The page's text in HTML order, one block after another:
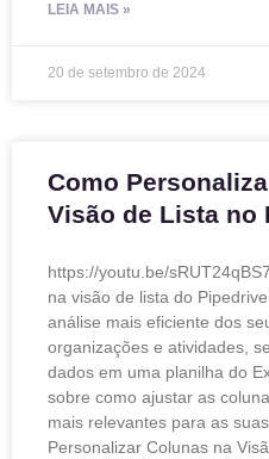
LEIA MAIS »
20 de setembro de 2024
Como
Visão de Lista no
https://youtu.be/
na visão de lista do
análise mais eficiente dos
organizações e atividades,
dados em uma planilha do
sobre como ajustar as
mais relevantes para as
Personalizar Colunas na